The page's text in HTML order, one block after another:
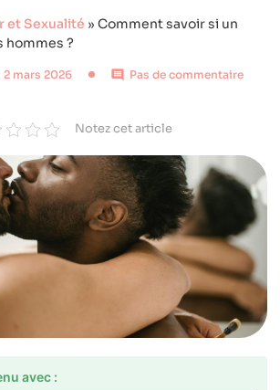
et Sexualité » Comment savoir si un
hommes ?
2 mars 2026 Pas de commentaire
Notez cet article
avec :